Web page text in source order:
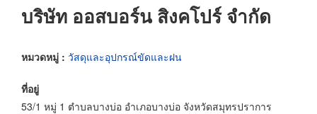
บริษัท ออสบอร์น สิงคโปร์ จำกัด
หมวดหมู่ : วัสดุและอุปกรณ์ขัดและฝน
ที่อยู่
53/1 หมู่ 1 ตำบลบางบ่อ อำเภอบางบ่อ จังหวัดสมุทรปราการ